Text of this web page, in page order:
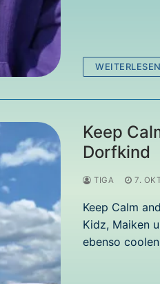
Keep
Dorfkind
TIGA 7.
Keep Calm
Kidz, Maiken
ebenso